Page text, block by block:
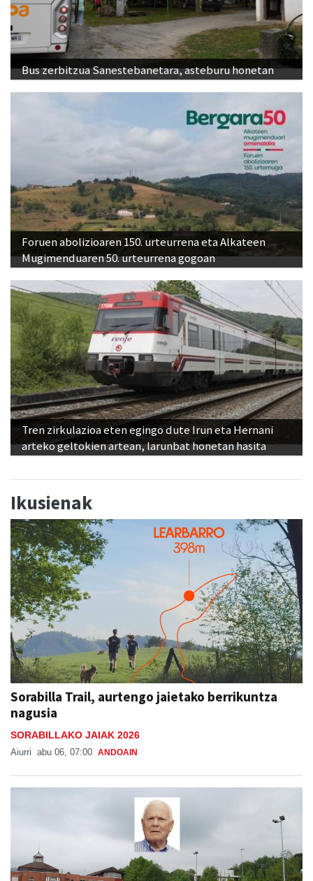
Bus zerbitzua Sanestebanetara, asteburu honetan
Foruen abolizioaren 150. urteurrena eta Alkateen
Mugimenduaren 50. urteurrena gogoan
Tren zirkulazioa eten egingo dute Irun eta Hernani
arteko geltokien artean, larunbat honetan hasita
Ikusienak
Sorabilla Trail, aurtengo jaietako berrikuntza
nagusia
SORABILLAKO JAIAK 2026
Aiurri abu 06, 07:00 ANDOAIN